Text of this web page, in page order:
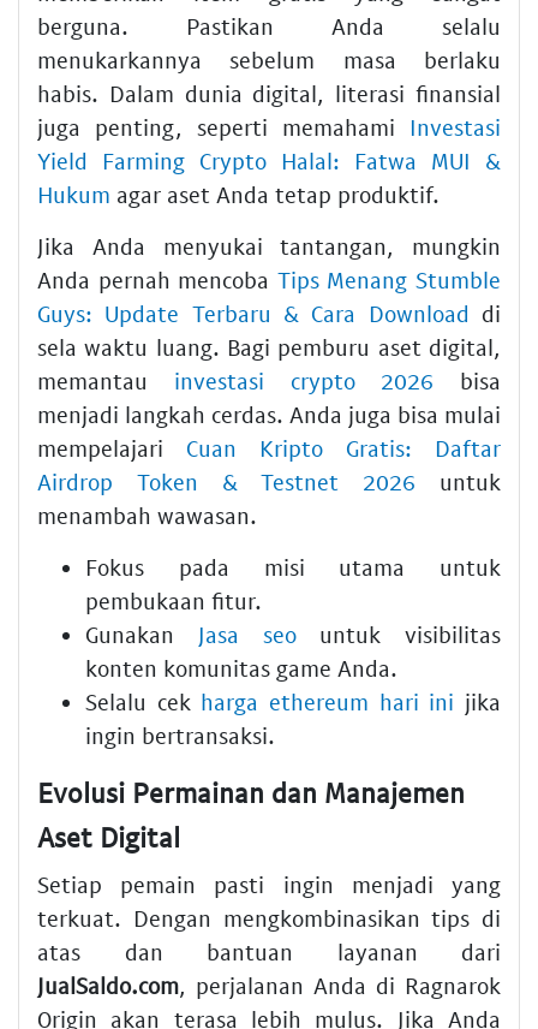
berguna. Pastikan Anda selalu
menukarkannya sebelum masa berlaku
habis. Dalam dunia digital, literasi finansial
juga penting, seperti memahami Investasi
Yield Farming Crypto Halal: Fatwa MUI &
Hukum agar aset Anda tetap produktif.
Jika Anda menyukai tantangan, mungkin
Anda pernah mencoba Tips Menang Stumble
Guys: Update Terbaru & Cara Download di
sela waktu luang. Bagi pemburu aset digital,
memantau investasi crypto 2026 bisa
menjadi langkah cerdas. Anda juga bisa mulai
mempelajari Cuan Kripto Gratis: Daftar
Airdrop Token & Testnet 2026 untuk
menambah wawasan.
Fokus pada misi utama untuk
pembukaan fitur.
Gunakan Jasa seountuk visibilitas
konten komunitas game Anda.
Selalu cek harga ethereum hari ini jika
ingin bertransaksi.
Evolusi Permainan dan Manajemen
Aset Digital
Setiap pemain pasti ingin menjadi yang
terkuat. Dengan mengkombinasikan tips di
atas dan bantuan layanan dari
JualSaldo.com, perjalanan Anda di Ragnarok
Origin akan terasa lebih mulus. Jika Anda